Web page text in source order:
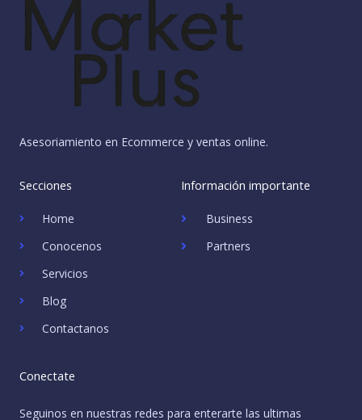
Asesoriamiento en Ecommerce y ventas online.
Secciones
Home
Conocenos
Servicios
Blog
Contactanos
Información importante
Business
Partners
Conectate
Seguinos en nuestras redes para enterarte las ultimas